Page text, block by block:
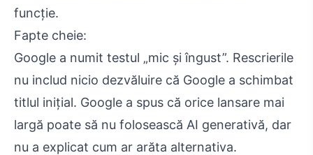
funcție.
Fapte cheie:
Google a numit testul „mic și îngust”. Rescrierile
nu includ nicio dezvăluire că Google a schimbat
titlul inițial. Google a spus că orice lansare mai
largă poate să nu folosească AI generativă, dar
nu a explicat cum ar arăta alternativa.